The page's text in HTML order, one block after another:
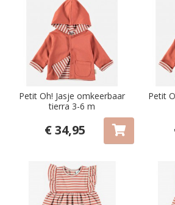
Petit Oh! Jasje omkeerbaar
tierra 3-6 m
€ 34,95
Petit